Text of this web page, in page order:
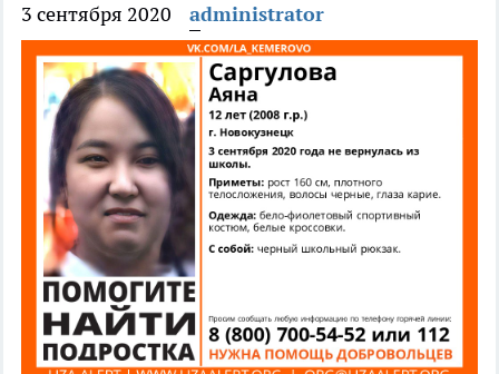
3 сентября 2020 administrator